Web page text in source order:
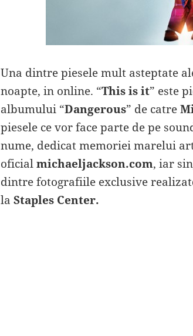
Una dintre piesele mult asteptate
noapte, in online. “This is it” este
albumului “Dangerous” de catre
piesele ce vor face parte de pe
nume, dedicat memoriei marelui
oficialmichaeljackson.com, iar
dintre fotografiile exclusive
laStaples Center.